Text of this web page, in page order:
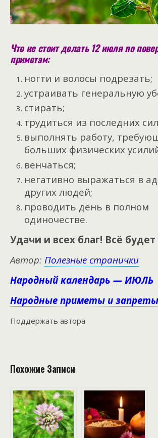
Что не стоит делать 12 июля по
приметам:
ногти и волосы подрезать;
устраивать генеральную
стирать;
трудиться из последних
выполнять работу,
больших физических
венчаться;
негативно выражаться в
других людей;
проводить день в полном
одиночестве.
Удачи и всех благ! Всё
Автор: Полезные странички
Народный календарь — ИЮЛЬ
Народные приметы и
Поддержать автора
Похожие Записи